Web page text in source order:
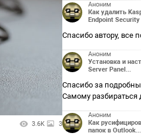
3.6K 3
Аноним
Как удалить
Endpoint Security
Спасибо автору, все
Аноним
Установка и
Server Panel...
Спасибо за
Самому разбираться
Аноним
Как
папок в Outlook...